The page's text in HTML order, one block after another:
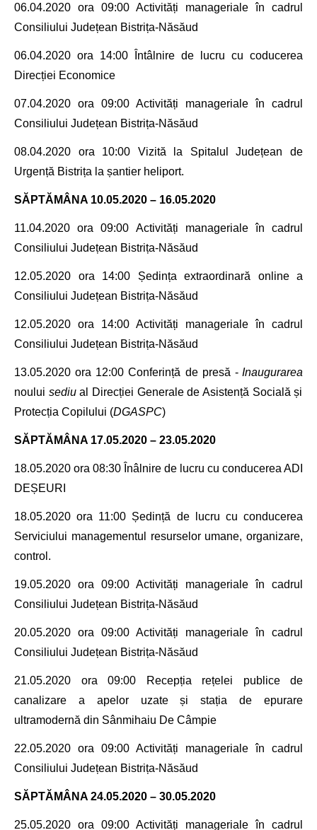
06.04.2020 ora 09:00 Activități manageriale în cadrul
Consiliului Județean Bistrița-Năsăud
06.04.2020 ora 14:00 Întâlnire de lucru cu coducerea
Direcției Economice
07.04.2020 ora 09:00 Activități manageriale în cadrul
Consiliului Județean Bistrița-Năsăud
08.04.2020 ora 10:00 Vizită la Spitalul Județean de
Urgență Bistrița la șantier heliport.
SĂPTĂMÂNA 10.05.2020 – 16.05.2020
11.04.2020 ora 09:00 Activități manageriale în cadrul
Consiliului Județean Bistrița-Năsăud
12.05.2020 ora 14:00 Ședința extraordinară online a
Consiliului Județean Bistrița-Năsăud
12.05.2020 ora 14:00 Activități manageriale în cadrul
Consiliului Județean Bistrița-Năsăud
13.05.2020ora 12:00 Conferință de presă - Inaugurarea
noului sediual Direcției Generale de Asistență Socială și
Protecția Copilului (DGASPC)
SĂPTĂMÂNA 17.05.2020 – 23.05.2020
18.05.2020 ora 08:30 Înâlnire de lucru cu conducerea ADI
DEȘEURI
18.05.2020 ora 11:00 Ședință de lucru cu conducerea
Serviciului managementul resurselor umane, organizare,
control.
19.05.2020 ora 09:00 Activități manageriale în cadrul
Consiliului Județean Bistrița-Năsăud
20.05.2020 ora 09:00 Activități manageriale în cadrul
Consiliului Județean Bistrița-Năsăud
21.05.2020 ora 09:00 Recepția rețelei publice de
canalizare a apelor uzate și stația de epurare
ultramodernă din Sânmihaiu De Câmpie
22.05.2020 ora 09:00 Activități manageriale în cadrul
Consiliului Județean Bistrița-Năsăud
SĂPTĂMÂNA 24.05.2020 – 30.05.2020
25.05.2020 ora 09:00 Activități manageriale în cadrul